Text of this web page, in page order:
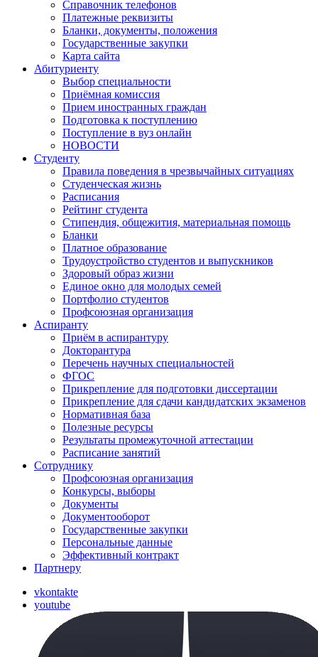
Справочник телефонов
Платежные реквизиты
Бланки, документы, положения
Государственные закупки
Карта сайта
Абитуриенту
Выбор специальности
Приёмная комиссия
Прием иностранных граждан
Подготовка к поступлению
Поступление в вуз онлайн
НОВОСТИ
Студенту
Правила поведения в чрезвычайных ситуациях
Студенческая жизнь
Расписания
Рейтинг студента
Стипендия, общежития, материальная помощь
Бланки
Платное образование
Трудоустройство студентов и выпускников
Здоровый образ жизни
Единое окно для молодых семей
Портфолио студентов
Профсоюзная организация
Аспиранту
Приём в аспирантуру
Докторантура
Перечень научных специальностей
ФГОС
Прикрепление для подготовки диссертации
Прикрепление для сдачи кандидатских экзаменов
Нормативная база
Полезные ресурсы
Результаты промежуточной аттестации
Расписание занятий
Сотруднику
Профсоюзная организация
Конкурсы, выборы
Документы
Документооборот
Государственные закупки
Персональные данные
Эффективный контракт
Партнеру
vkontakte
youtube